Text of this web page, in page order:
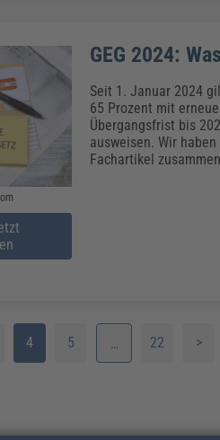
GEG 2024:
Seit 1. Januar 2024
65 Prozent mit
Übergangsfrist bis
ausweisen. Wir
Fachartikel
4 5 … 22 >